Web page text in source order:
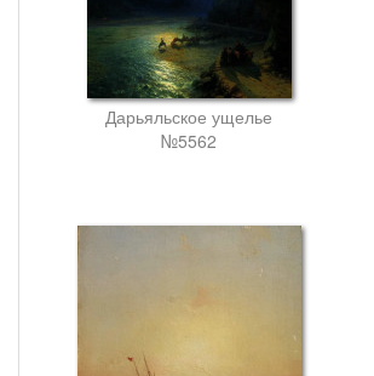
Дарьяльское ущелье
№5562